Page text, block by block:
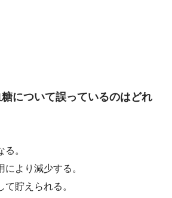
について誤っているのはどれ
。
より減少する。
貯えられる。